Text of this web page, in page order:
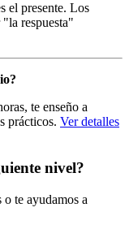
el presente. Los
respuesta"
te enseño a
prácticos. Ver detalles
nivel?
te ayudamos a